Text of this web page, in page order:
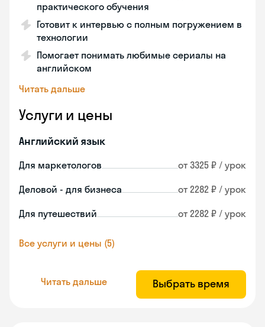
практического обучения
Готовит к интервью с полным погружением в
технологии
Помогает понимать любимые сериалы на
английском
Читать дальше
Услуги и цены
Английский язык
Для маркетологов от 3325 ₽ / урок
Деловой - для бизнеса от 2282 ₽ / урок
Для путешествий от 2282 ₽ / урок
Все услуги и цены (5)
Читать дальше Выбрать время